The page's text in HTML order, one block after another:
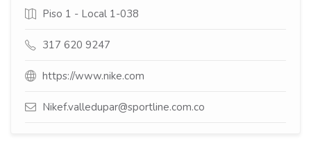
Piso 1 - Local 1-038
317 620 9247
https://www.nike.com
Nikef.valledupar@sportline.com.co